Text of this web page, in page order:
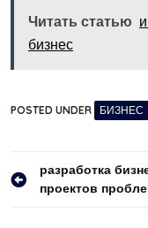
Читать статью
бизнес
POSTED UNDER БИЗНЕС
Навигация
разработка
проектов